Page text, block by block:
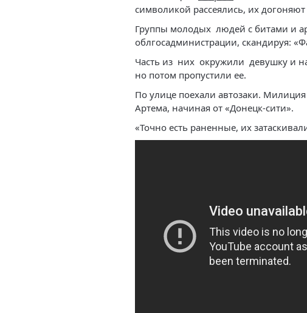
символикой рассеялись, их
Группы молодых людей с битами и
облгосадминистрации, скандируя:
Часть из них окружили девушку и
но потом пропустили ее.
По улице поехали автозаки.
Артема, начиная от «Донецк-сити».
«Точно есть раненные, их